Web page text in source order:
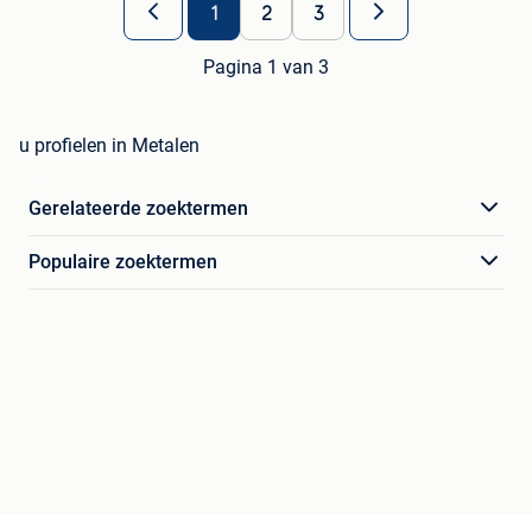
1 2 3
Pagina 1 van 3
u profielen in Metalen
Gerelateerde zoektermen
Populaire zoektermen